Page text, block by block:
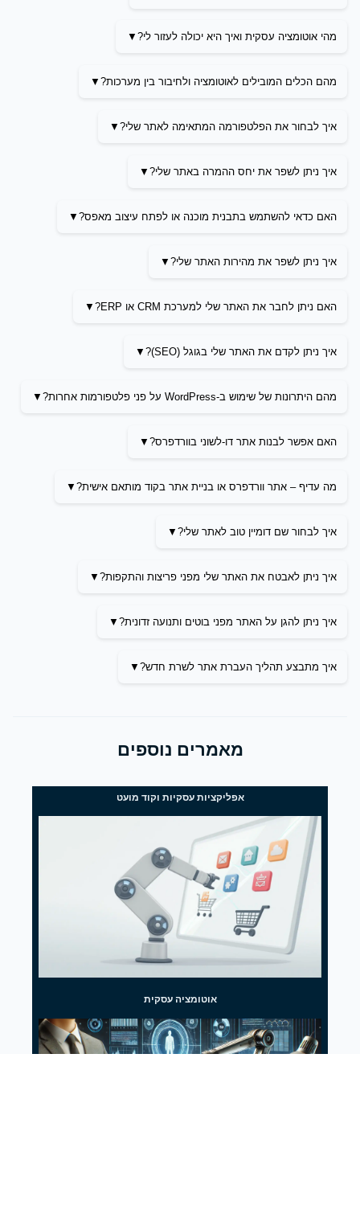
מהי אוטומציה עסקית ואיך היא יכולה לעזור לי?
מהם הכלים המובילים לאוטומציה ולחיבור בין מערכות?
איך לבחור את הפלטפורמה המתאימה לאתר שלי?
איך ניתן לשפר את יחס ההמרה באתר שלי?
האם כדאי להשתמש בתבנית מוכנה או לפתח עיצוב מאפס?
איך ניתן לשפר את מהירות האתר שלי?
האם ניתן לחבר את האתר שלי למערכת CRM או ERP?
איך ניתן לקדם את האתר שלי בגוגל (SEO)?
מהם היתרונות של שימוש ב-WordPress על פני פלטפורמות אחרות?
האם אפשר לבנות אתר דו-לשוני בוורדפרס?
מה עדיף – אתר וורדפרס או בניית אתר בקוד מותאם אישית?
איך לבחור שם דומיין טוב לאתר שלי?
איך ניתן לאבטח את האתר שלי מפני פריצות והתקפות?
איך ניתן להגן על האתר מפני בוטים ותנועה זדונית?
איך מתבצע תהליך העברת אתר לשרת חדש?
מאמרים נוספים
אפליקציות עסקיות וקוד מועט
אוטומציה עסקית